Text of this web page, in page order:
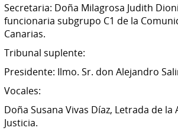
Secretaria: Doña Milagrosa Judith
funcionaria subgrupo C1 de la
Canarias.
Tribunal suplente:
Presidente: Ilmo. Sr. don Alejandro
Vocales:
Doña Susana Vivas Díaz, Letrada de
Justicia.